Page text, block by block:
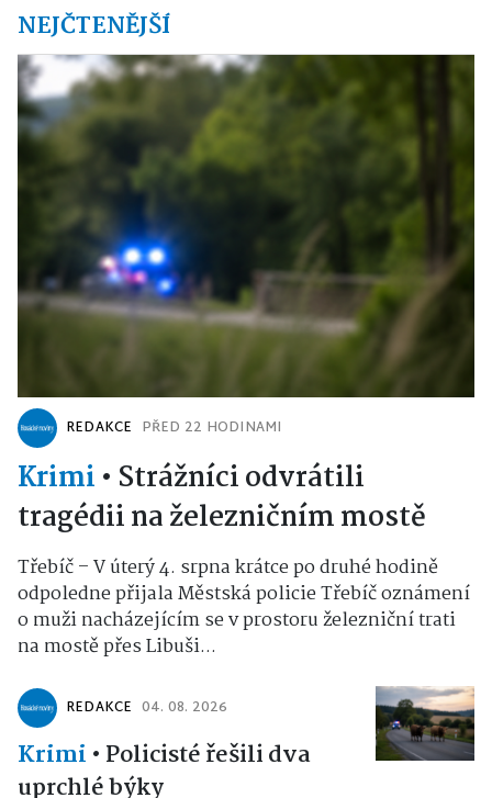
NEJČTENĚJŠÍ
REDAKCE PŘED 22 HODINAMI
Krimi • Strážníci odvrátili
tragédii na železničním mostě
Třebíč – V úterý 4. srpna krátce po druhé hodině
odpoledne přijala Městská policie Třebíč oznámení
o muži nacházejícím se v prostoru železniční trati
na mostě přes Libuši...
REDAKCE 04. 08. 2026
Krimi • Policisté řešili dva
uprchlé býky